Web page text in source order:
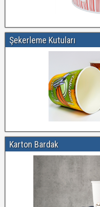
Şekerleme Kutuları
Karton Bardak